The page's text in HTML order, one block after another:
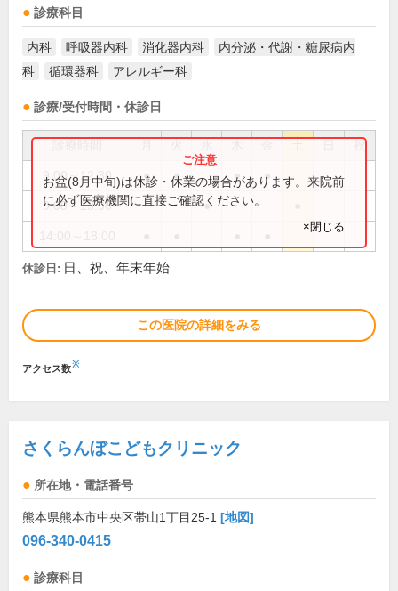
診療科目
内科 呼吸器内科 消化器内科
内分泌・代謝・糖尿病内
科
循環器科 アレルギー科
診療/受付時間・休診日
祝
9:00～12:30 ● ● ● ●
9:00～13:00 ●
お盆(8月中旬)は休診・休業の場合があります。来院前
に必ず医療機関に直接ご確認ください。
×閉じる
休診日: 日、祝、年末年始
この医院の詳細をみる
アクセス数※
さくらんぼこどもクリニック
所在地・電話番号
熊本県熊本市中央区帯山1丁目25-1 [地図]
096-340-0415
診療科目